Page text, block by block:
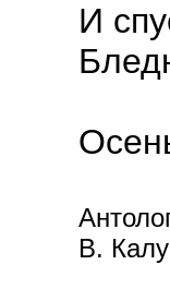
И
В.